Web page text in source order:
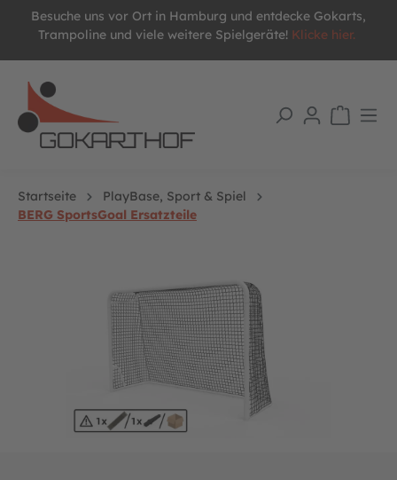
springen
Besuche uns vor Ort in Hamburg und entdecke Gokarts,
Trampoline und viele weitere Spielgeräte! Klicke hier.
Startseite
PlayBase, Sport & Spiel
BERG SportsGoal Ersatzteile